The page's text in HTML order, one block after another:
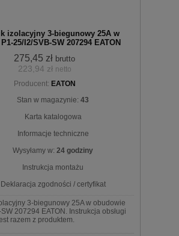
koszyka
izolacyjny 3-biegunowy 25A w
25/I2/SVB-SW 207294 EATON
275,45 zł brutto
223,94 zł netto
Producent: EATON
Stan w magazynie: 43
Karta katalogowa
Informacje techniczne
Wysyłamy w: 24 godziny
Instrukcja montażu
Deklaracja zgodności / certyfikat
3-biegunowy 25A w obudowie
207294 EATON. Instrukcja obsługi
razem z produktem.